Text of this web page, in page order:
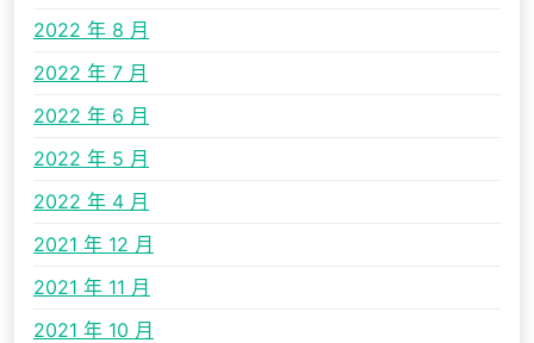
2022 年 8 月
2022 年 7 月
2022 年 6 月
2022 年 5 月
2022 年 4 月
2021 年 12 月
2021 年 11 月
2021 年 10 月